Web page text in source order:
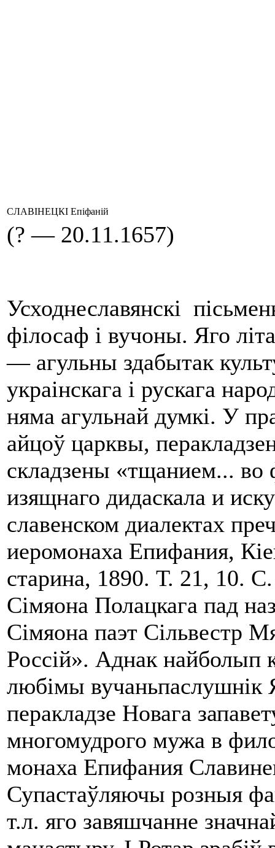
СЛАВІНЕЦКІ Епіфаній
(? — 20.11.1657)
Усходнеславянскі
філосаф i вучоны. Яго
— агульны здабытак
украінскага i рускага
няма агульнай думкі. У
айцоў царк­вы,
складзены «тщанием...
изящнаго дидаскала и
славенском диалектах
иеромонаха Епифания,
старина, 1890. Т. 21, 10. С.
Сімяона Полацкага пад
Сімяона паэт Сільвестр
Россій». Аднак найболып
любімы вучаньпаслушнік
перакладзе Новага
многомудрого мужа в
монаха Епифания
Супастаўляючы розныя
т.л. яго завяшчанне